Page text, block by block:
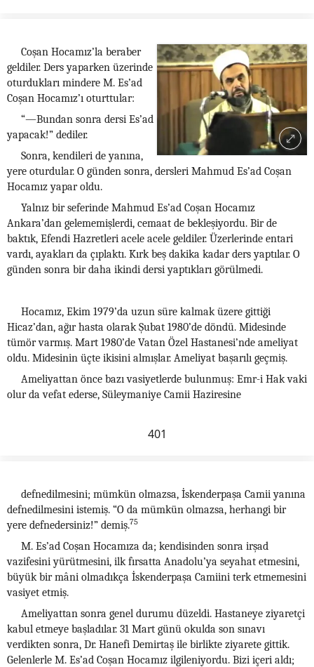
Coşan Hocamız’la beraber
geldiler. Ders yaparken üzerinde
oturdukları mindere M. Es’ad
Coşan Hocamız’ı oturttular:
“—Bundan sonra dersi Es’ad
yapacak!” dediler.
Sonra, kendileri de yanına,
yere oturdular. O günden sonra, dersleri Mahmud Es’ad Coşan
Hocamız yapar oldu.
Yalnız bir seferinde Mahmud Es’ad Coşan Hocamız
Ankara’dan gelememişlerdi, cemaat de bekleşiyordu. Bir de
baktık, Efendi Hazretleri acele acele geldiler. Üzerlerinde entari
vardı, ayakları da çıplaktı. Kırk beş dakika kadar ders yaptılar. O
günden sonra bir daha ikindi dersi yaptıkları görülmedi.
Hocamız, Ekim 1979’da uzun süre kalmak üzere gittiği
Hicaz’dan, ağır hasta olarak Şubat 1980’de döndü. Midesinde
tümör varmış. Mart 1980’de Vatan Özel Hastanesi’nde ameliyat
oldu. Midesinin üçte ikisini almışlar. Ameliyat başarılı geçmiş.
Ameliyattan önce bazı vasiyetlerde bulunmuş: Emr-i Hak vaki
olur da vefat ederse, Süleymaniye Camii Haziresine
401
defnedilmesini; mümkün olmazsa, İskenderpaşa Camii yanına
defnedilmesini istemiş. “O da mümkün olmazsa, herhangi bir
yere defnedersiniz!” demiş.75
M. Es’ad Coşan Hocamıza da; kendisinden sonra irşad
vazifesini yürütmesini, ilk fırsatta Anadolu’ya seyahat etmesini,
büyük bir mâni olmadıkça İskenderpaşa Camiini terk etmemesini
vasiyet etmiş.
Ameliyattan sonra genel durumu düzeldi. Hastaneye ziyaretçi
kabul etmeye başladılar. 31 Mart günü okulda son sınavı
verdikten sonra, Dr. Hanefi Demirtaş ile birlikte ziyarete gittik.
Gelenlerle M. Es’ad Coşan Hocamız ilgileniyordu. Bizi içeri aldı;